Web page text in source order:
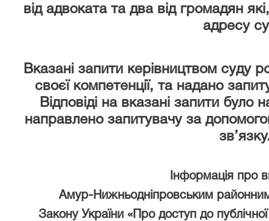
від адвоката та два від громадян
адресу
Вказані запити керівництвом суду
своєї компетенції, та надано
Відповіді на вказані запити
направлено запитувачу за
Інформація про
Амур-Нижньодніпровським
Закону України «Про доступ до